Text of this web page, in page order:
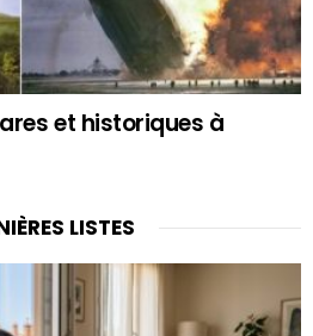
et historiques à
LISTES